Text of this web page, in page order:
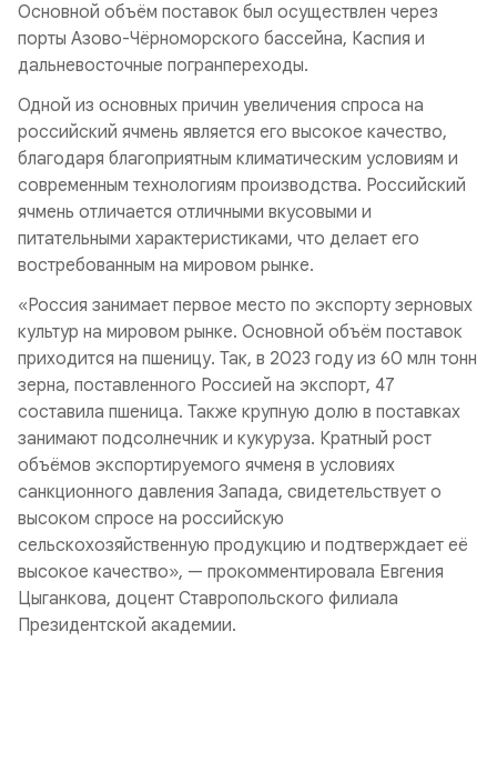
Основной объём поставок был осуществлен через
порты Азово-Чёрноморского бассейна, Каспия и
дальневосточные погранпереходы.
Одной из основных причин увеличения спроса на
российский ячмень является его высокое качество,
благодаря благоприятным климатическим условиям и
современным технологиям производства. Российский
ячмень отличается отличными вкусовыми и
питательными характеристиками, что делает его
востребованным на мировом рынке.
«Россия занимает первое место по экспорту зерновых
культур на мировом рынке. Основной объём поставок
приходится на пшеницу. Так, в 2023 году из 60 млн тонн
зерна, поставленного Россией на экспорт, 47
составила пшеница. Также крупную долю в поставках
занимают подсолнечник и кукуруза. Кратный рост
объёмов экспортируемого ячменя в условиях
санкционного давления Запада, свидетельствует о
высоком спросе на российскую
сельскохозяйственную продукцию и подтверждает её
высокое качество», — прокомментировала Евгения
Цыганкова, доцент Ставропольского филиала
Президентской академии.